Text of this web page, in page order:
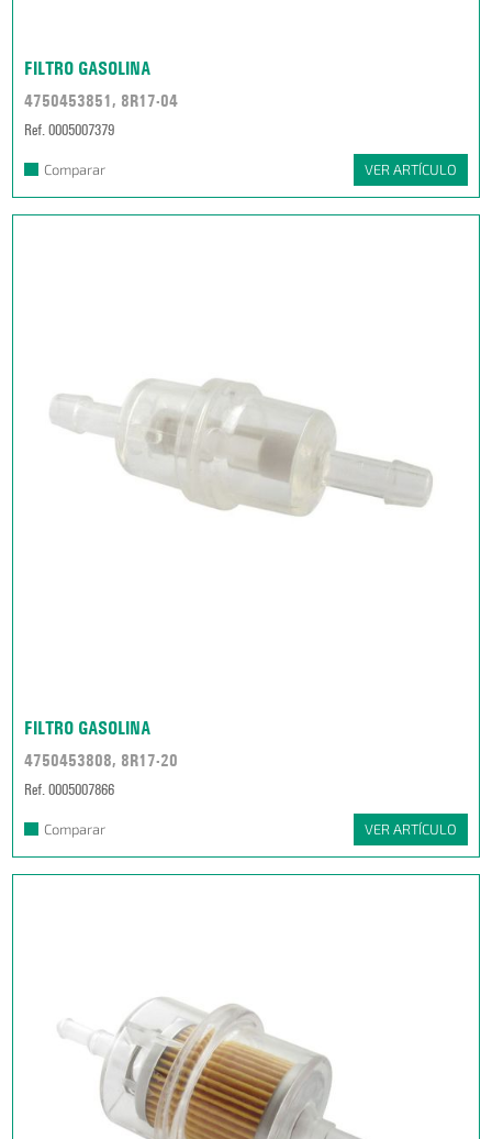
FILTRO GASOLINA
4750453851, 8R17-04
Ref. 0005007379
Comparar VER ARTÍCULO
FILTRO GASOLINA
4750453808, 8R17-20
Ref. 0005007866
Comparar VER ARTÍCULO